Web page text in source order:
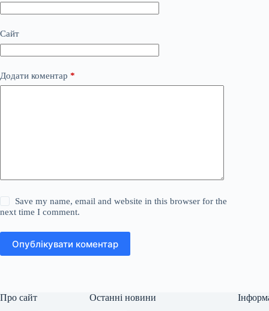
Сайт
Додати коментар *
Save my name, email and website in this browser for the
next time I comment.
Опублікувати коментар
Про сайт Останні новини